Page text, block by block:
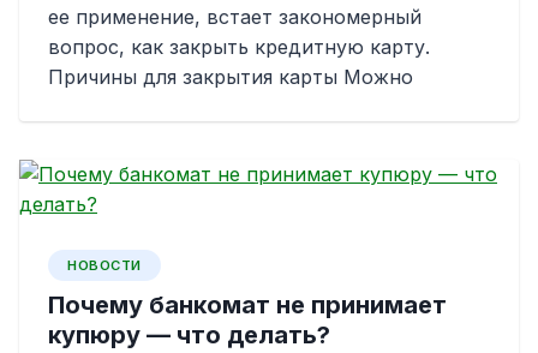
ее применение, встает закономерный
вопрос, как закрыть кредитную карту.
Причины для закрытия карты Можно
НОВОСТИ
Почему банкомат не принимает
купюру — что делать?